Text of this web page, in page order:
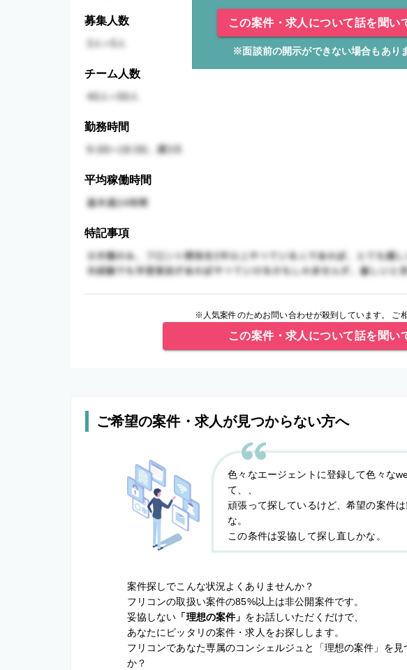
この案件・求人について話を聞い
※面談前の開示ができない場合もあり
募集人数
チーム人数
勤務時間
平均稼働時間
特記事項
※人気案件のためお問い合わせが殺到しています。 ご
この案件・求人について話を聞い
ご希望の案件・求人が見つからない方へ
色々なエージェントに登録して色々な
て、、
頑張って探しているけど、希望の案件
な。
この条件は妥協して探し直しかな。
案件探しでこんな状況よくありませんか？
フリコンの取扱い案件の85%以上は非公開案件です。
妥協しない 「理想の案件」 をお話しいただくだけで、
あなたにピッタリの案件・求人をお探しします。
フリコンであなた専属のコンシェルジュと
「理想の案件」を
か？